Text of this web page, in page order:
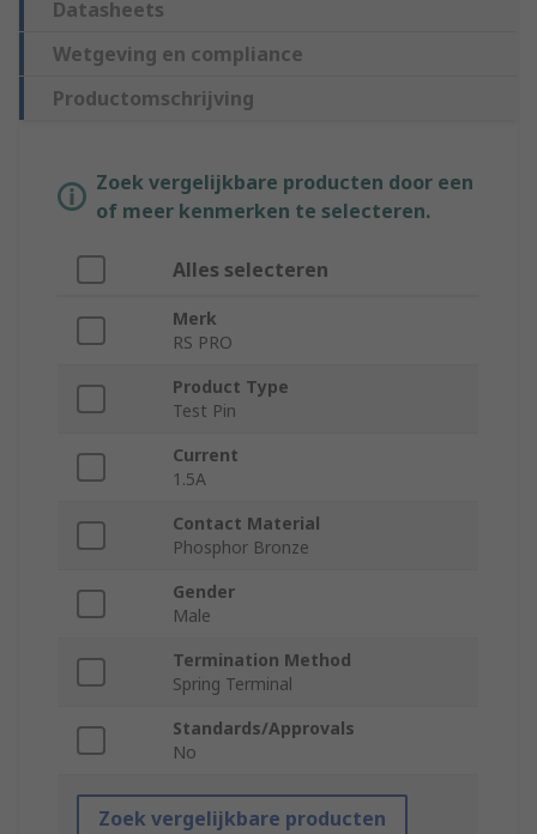
Datasheets
Wetgeving en compliance
Productomschrijving
Zoek vergelijkbare producten door een
of meer kenmerken te selecteren.
Alles selecteren
Merk
RS PRO
Product Type
Test Pin
Current
1.5A
Contact Material
Phosphor Bronze
Gender
Male
Termination Method
Spring Terminal
Standards/Approvals
No
Zoek vergelijkbare producten